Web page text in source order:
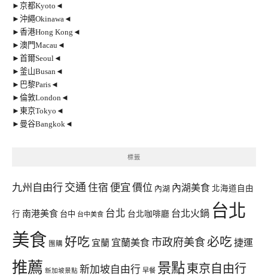
►京都Kyoto◄
►沖繩Okinawa◄
►香港Hong Kong◄
►澳門Macau◄
►首爾Seoul◄
►釜山Busan◄
►巴黎Paris◄
►倫敦London◄
►東京Tokyo◄
►曼谷Bangkok◄
標籤
九州自由行 交通 住宿 便宜 價位 內湖 內湖美食 北海道自由
行 南港美食 台中 台中美食 台北 台北咖啡廳 台北火鍋 台北
美食 團購 好吃 宜蘭 宜蘭美食 市政府美食必吃 捷運
推薦 新加坡景點 新加坡自由行 早餐 景點東京自由行